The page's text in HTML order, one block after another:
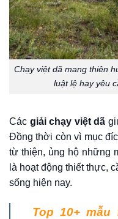
Chạy việt dã mang thiên
luật lệ hay yêu
Các giải chạy việt dã
Đồng thời còn vì mục
từ thiện, ủng hộ những
là hoạt động thiết thực,
sống hiện nay.
Top 10+